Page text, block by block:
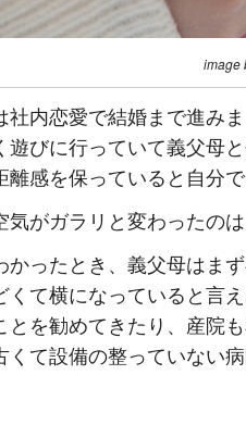
image
社内恋愛で結婚まで進み
遊びに行っていて義父母
離感を保っていると自分で
気がガラリと変わったの
かったとき、義父母はま
くて横になっていると言
とを勧めてきたり、産院
くて設備の整っていない